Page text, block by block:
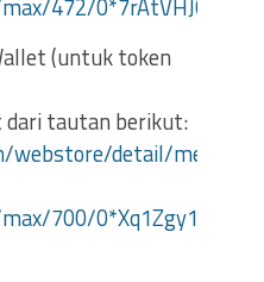
472/
(untuk token
tautan berikut:
webstore/detail/
700/0*Xq1Zgy1XtPk-